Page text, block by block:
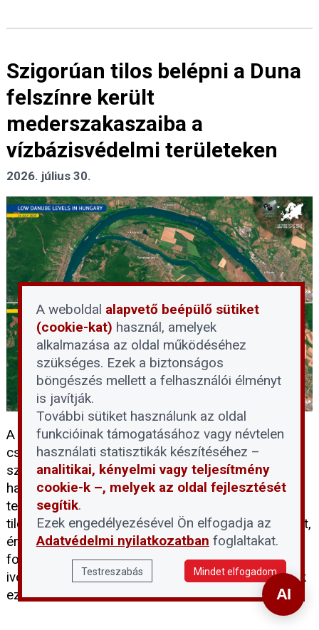
Szigorúan tilos belépni a Duna
felszínre került
mederszakaszaiba a
vízbázisvédelmi területeken
2026. július 30.
A rekordalacsony dunai vízállás idején sokan
csábítónak találják, hogy besétáljanak a folyó
szárazzá vált medrébe, ám a Fővárosi Vízművek
határozottan figyelmeztet: a vízbázisvédelmi
területekre belépni és ott tartózkodni szigorúan
tilos. Ahhoz, hogy megértsük e tilalom jelentőségét,
érdemes tisztázni, mit jelent pontosan a vízbázis
fogalma, és miért jelenthet kockázatot a lakossági
ivóvízellátásra az emberi jelenlét a Duna medrének
ezen részein.
A weboldal alapvető beépülő sütiket
(cookie-kat) használ, amelyek
alkalmazása az oldal működéséhez
szükséges. Ezek a biztonságos
böngészés mellett a felhasználói élményt
is javítják.
További sütiket használunk az oldal
funkcióinak támogatásához vagy névtelen
használati statisztikák készítéséhez –
analitikai, kényelmi vagy teljesítmény
cookie-k –, melyek az oldal fejlesztését
segítik.
Ezek engedélyezésével Ön elfogadja az
Adatvédelmi nyilatkozatban foglaltakat.
Testreszabás Mindet elfogadom